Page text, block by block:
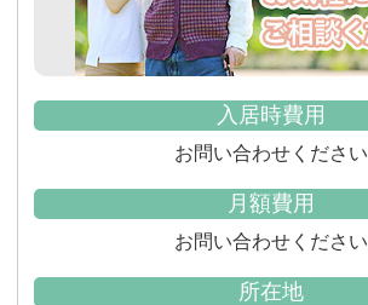
入居時費用
お問い合わせください
月額費用
お問い合わせください
所在地